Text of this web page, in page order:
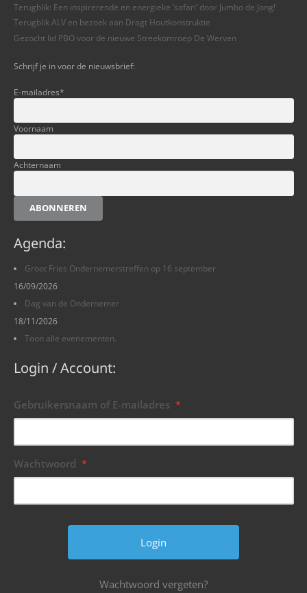
Terugblik: Een inspirerende en energieke ‘safari’ door Jumbo de Jong!
Terugblik ALV en bezoek aan Dragt Houtkonstruktie
Gezocht lid PBO voor de nieuwe Streekomroep De Werven
Schrijf je in voor de nieuwsbrief:
E-mailadres*
Voornaam
Achternaam
ABONNEREN
Agenda:
Groot Fries Ondernemerstreffen op 16 september
16/09/2026
Dag van de Ondernemer
18/11/2026
Toon alle evenementen.
Login / Account:
Gebruikersnaam of E-mailadres *
Wachtwoord *
Wachtwoord vergeten?